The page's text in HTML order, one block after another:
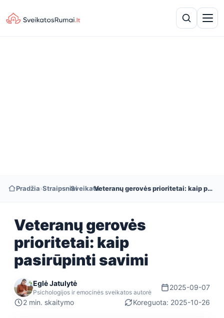
Pradžia›Straipsniai
›Sveikata
› Veteranų gerovės prioritetai: kaip pasirūpinti savimi
Veteranų gerovės
prioritetai: kaip
pasirūpinti savimi
Eglė Jatulytė
Psichologijos ir emocinės sveikatos autorė
2025-09-07
2 min. skaitymo
Koreguota: 2025-10-26